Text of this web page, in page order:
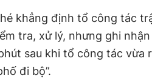
khẳng định tổ công tác
tra, xử lý, nhưng ghi nhận
sau khi tổ công tác vừa
đi bộ”.